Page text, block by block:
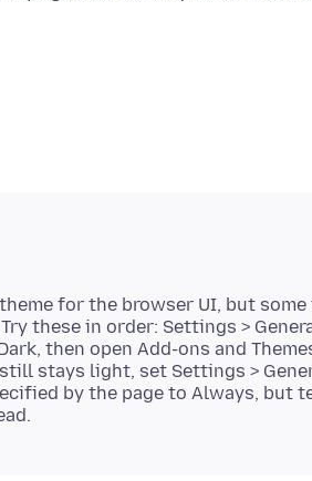
theme for the browser UI, but
these in order: Settings >
then open Add-ons and
stays light, set Settings >
by the page to Always, but